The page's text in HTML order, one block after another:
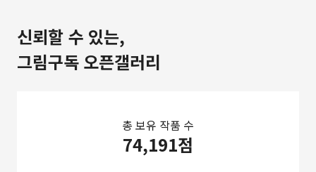
신뢰할 수 있는,
그림구독 오픈갤러리
총 보유 작품 수
74,191점